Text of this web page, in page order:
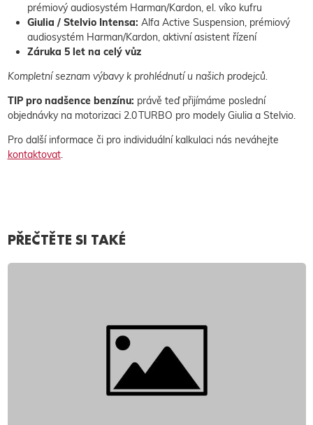
prémiový audiosystém Harman/Kardon, el. víko kufru
Giulia / Stelvio Intensa: Alfa Active Suspension, prémiový
audiosystém Harman/Kardon, aktivní asistent řízení
Záruka 5 let na celý vůz
Kompletní seznam výbavy k prohlédnutí u našich prodejců.
TIP pro nadšence benzínu: právě teď přijímáme poslední
objednávky na motorizaci 2.0 TURBO pro modely Giulia a Stelvio.
Pro další informace či pro individuální kalkulaci nás neváhejte
kontaktovat.
PŘEČTĚTE SI TAKÉ